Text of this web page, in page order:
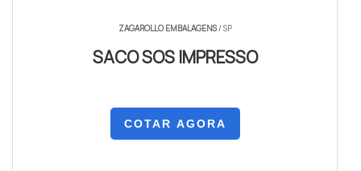
ZAGAROLLO EMBALAGENS/ SP
SACO SOS IMPRESSO
COTAR AGORA